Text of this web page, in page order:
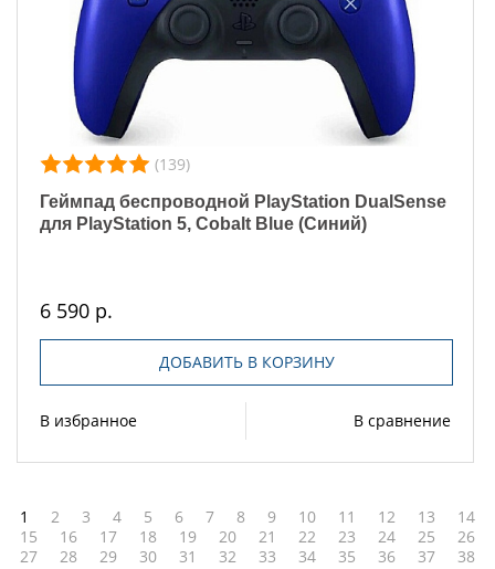
(139)
Геймпад беспроводной PlayStation DualSense
для PlayStation 5, Cobalt Blue (Cиний)
6 590 р.
ДОБАВИТЬ В КОРЗИНУ
В избранное В сравнение
1 2 3 4 5 6 7 8 9 10 11 12 13
14
15
16 17 18 19 20 21 22 23 24 25
26
27
28 29 30 31 32 33 34 35 36 37 38